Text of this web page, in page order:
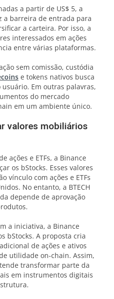
a partir de US$ 5, a
a barreira de entrada para
a carteira. Por isso, a
interessados em ações
entre várias plataformas.
sem comissão, custódia
e tokens nativos busca
Em outras palavras,
do mercado
em um ambiente único.
valores mobiliários
ações e ETFs, a Binance
os bStocks. Esses valores
vínculo com ações e ETFs
No entanto, a BTECH
depende de aprovação
a iniciativa, a Binance
bStocks. A proposta cria
de ações e ativos
utilidade on-chain. Assim,
transformar parte da
em instrumentos digitais